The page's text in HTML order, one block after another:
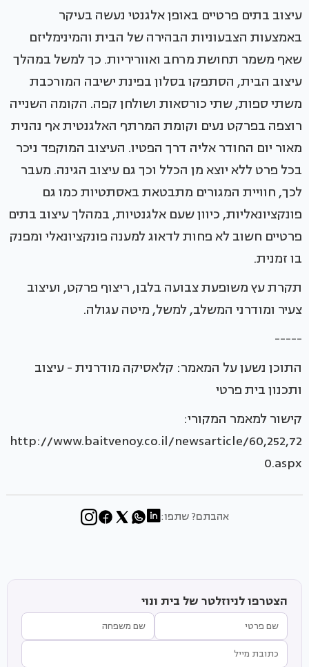
עיצוב בתים פרטיים באופן אלגנטי נעשה בעיקר
באמצעות הצבעוניות הבהירה של הבית והמינימליזם
שאף משמר תחושת מרחב ואווריריות. כך למשל במהלך
עיצוב הבית, הסתפקו בסלון בפינת ישיבה המורכבת
משתי ספות, שתי כורסאות ושולחן קפה. הקומה השנייה
רוצפה בפרקט נעים וקומת המרתף האלגנטית אף נהנית
מאור יום החודר אליה דרך הפטיו. העיצוב המוקפד ניכר
בכל פרט ללא יוצא מן הכלל וכך גם עיצוב הגינה. מעבר
לכך, חוויית המגורים מתבטאת באסתטיות כמו גם
פונקציונאליות, כיוון שעם אלגנטיות, במהלך עיצוב בתים
פרטיים חשוב לא פחות לדאוג למענה פונקציונאלי ומפנק
בו זמנית.
תקרת עץ משופעת צבועה בלבן, ריצוף פרקט, ועיצוב
צעיר ומודרני המשלב, למשל, מיטה עגולה.
-----
התוכן נשען על המאמר: קלאסיקה מודרנית - עיצוב
ותכנון בית פרטי
קישור למאמר המקורי:
http://www.baitvenoy.co.il/newsarticle/60,252,72
0.aspx
אהבתם? שתפו:
הצטרפו לניוזלטר של בית ונוי